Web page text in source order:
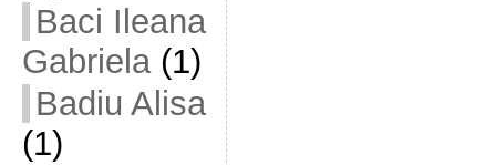
Baci Ileana
Gabriela(1)
Badiu Alisa
(1)